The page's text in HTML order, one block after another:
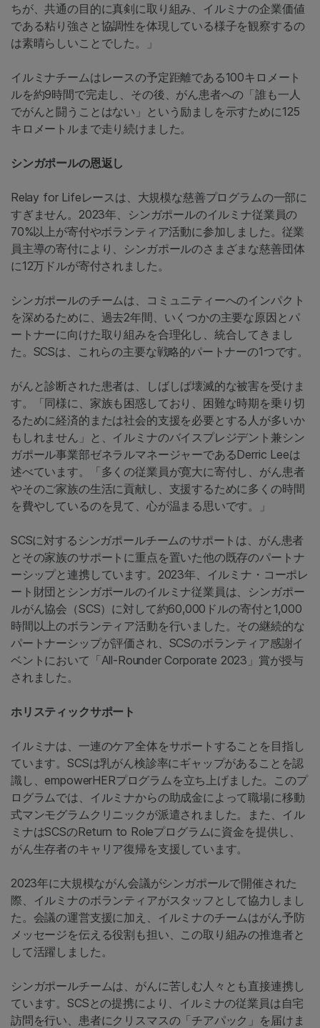
ちが、共通の目的に真剣に取り組み、イルミナの企業価値
である粘り強さと協調性を体現している様子を観察するの
は素晴らしいことでした。」
イルミナチームはレースの予定距離である100キロメート
ルを約9時間で完走し、その後、がん患者への「誰も一人
でがんと闘うことはない」という励ましを示すために125
キロメートルまで走り続けました。
シンガポールの恩返し
Relay for Lifeレースは、大規模な慈善プログラムの一部に
すぎません。2023年、シンガポールのイルミナ従業員の
70%以上が寄付やボランティア活動に参加しました。従業
員主導の寄付により、シンガポールのさまざまな慈善団体
に12万ドルが寄付されました。
シンガポールのチームは、コミュニティーへのインパクト
を深めるために、過去2年間、いくつかの主要な原因とパ
ートナーに向けた取り組みを合理化し、統合してきまし
た。SCSは、これらの主要な戦略的パートナーの1つです。
がんと診断された患者は、しばしば壊滅的な被害を受けま
す。「同様に、家族も困惑しており、困難な時期を乗り切
るために経済的または社会的支援を必要とする人が多いか
もしれません」と、イルミナのバイスプレジデント兼シン
ガポール事業部ゼネラルマネージャーであるDerric Leeは
述べています。「多くの従業員が寛大に寄付し、がん患者
やそのご家族の生活に貢献し、支援するために多くの時間
を費やしているのを見て、心が温まる思いです。」
SCSに対するシンガポールチームのサポートは、がん患者
とその家族のサポートに重点を置いた他の既存のパートナ
ーシップと連携しています。2023年、イルミナ・コーポレ
ート財団とシンガポールのイルミナ従業員は、シンガポー
ルがん協会（SCS）に対して約60,000ドルの寄付と1,000
時間以上のボランティア活動を行いました。その継続的な
パートナーシップが評価され、SCSのボランティア感謝イ
ベントにおいて「All-Rounder Corporate 2023」賞が授与
されました。
ホリスティックサポート
イルミナは、一連のケア全体をサポートすることを目指し
ています。SCSは乳がん検診率にギャップがあることを認
識し、empowerHERプログラムを立ち上げました。このプ
ログラムでは、イルミナからの助成金によって職場に移動
式マンモグラムクリニックが派遣されました。また、イル
ミナはSCSのReturn to Roleプログラムに資金を提供し、
がん生存者のキャリア復帰を支援しています。
2023年に大規模ながん会議がシンガポールで開催された
際、イルミナのボランティアがスタッフとして協力しまし
た。会議の運営支援に加え、イルミナのチームはがん予防
メッセージを伝える役割も担い、この取り組みの推進者と
して活躍しました。
シンガポールチームは、がんに苦しむ人々とも直接連携し
ています。SCSとの提携により、イルミナの従業員は自宅
訪問を行い、患者にクリスマスの「チアパック」を届けま